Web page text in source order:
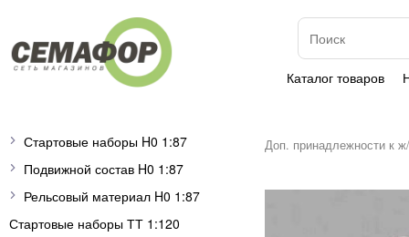
Каталог товаров
Стартовые наборы H0 1:87
Подвижной состав H0 1:87
Рельсовый материал H0 1:87
Стартовые наборы ТТ 1:120
Доп. принадлежности к